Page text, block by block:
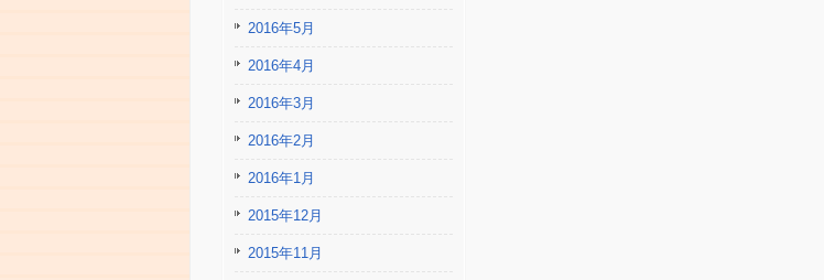
2016年5月
2016年4月
2016年3月
2016年2月
2016年1月
2015年12月
2015年11月